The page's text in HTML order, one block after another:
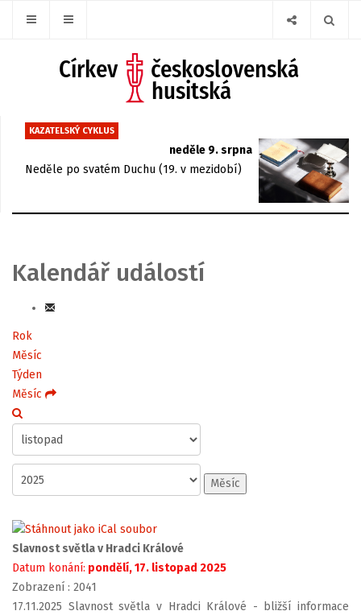
KAZATELSKÝ CYKLUS
neděle 9. srpna
Neděle po svatém Duchu (19. v mezidobí)
Kalendář událostí
Rok
Měsíc
Týden
Měsíc
Měsíc
Slavnost světla v Hradci Králové
Datum konání: pondělí, 17. listopad 2025
Zobrazení : 2041
17.11.2025 Slavnost světla v Hradci Králové - bližší informace